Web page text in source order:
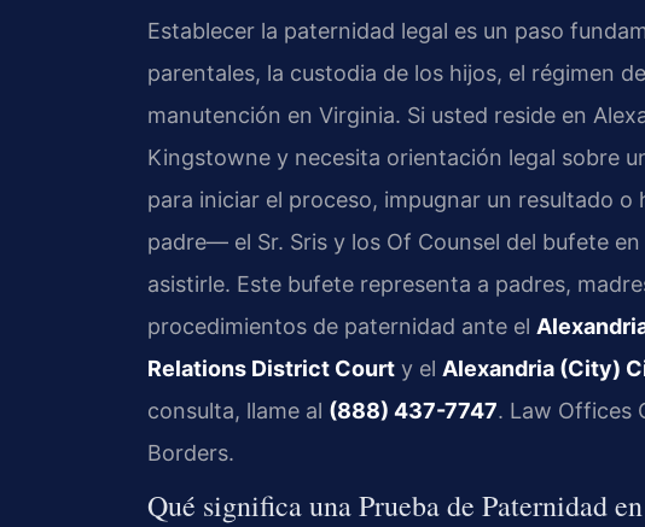
Establecer la paternidad legal es un paso
parentales, la custodia de los hijos, el régimen
manutención en Virginia. Si usted reside en
Kingstowne y necesita orientación legal sobre
para iniciar el proceso, impugnar un resultado o
padre— el Sr. Sris y los Of Counsel del bufete en
asistirle. Este bufete representa a padres,
procedimientos de paternidad ante el
Relations District Court y el Alexandria (City)
consulta, llame al (888) 437-7747. Law Offices
Borders.
Qué significa una Prueba de Paternidad